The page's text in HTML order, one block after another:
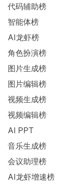
代码辅助榜
智能体榜
AI龙虾榜
角色扮演榜
图片生成榜
图片编辑榜
视频生成榜
视频编辑榜
AI PPT
音乐生成榜
会议助理榜
AI龙虾增速榜